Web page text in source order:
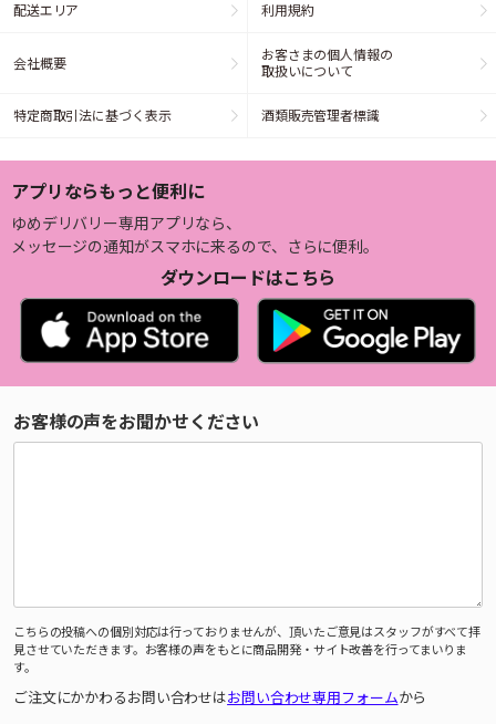
配送エリア 利用規約
会社概要
お客さまの個人情報の
取扱いについて
特定商取引法に基づく表示 酒類販売管理者標識
アプリならもっと便利に
ゆめデリバリー専用アプリなら、
メッセージの通知がスマホに来るので、さらに便利。
ダウンロードはこちら
お客様の声をお聞かせください
こちらの投稿への個別対応は行っておりませんが、頂いたご意見はスタッフがすべて拝
見させていただきます。お客様の声をもとに商品開発・サイト改善を行ってまいりま
す。
ご注文にかかわるお問い合わせはお問い合わせ専用フォームから